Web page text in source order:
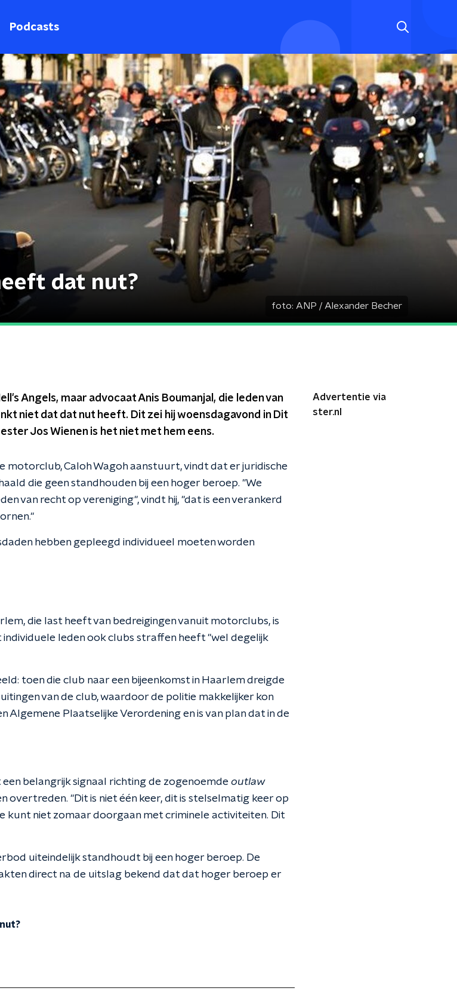
Podcasts
dat nut?
foto: ANP / Alexander Becher
Angels, maar advocaat Anis Boumanjal, die leden van
niet dat dat nut heeft. Dit zei hij woensdagavond in Dit
Jos Wienen is het niet met hem eens.
motorclub, Caloh Wagoh aanstuurt, vindt dat er juridische
die geen standhouden bij een hoger beroep. "We
van recht op vereniging", vindt hij, "dat is een verankerd
hebben gepleegd individueel moeten worden
die last heeft van bedreigingen vanuit motorclubs, is
individuele leden ook clubs straffen heeft "wel degelijk
toen die club naar een bijeenkomst in Haarlem dreigde
van de club, waardoor de politie makkelijker kon
Algemene Plaatselijke Verordening en is van plan dat in de
belangrijk signaal richting de zogenoemde outlaw
overtreden. "Dit is niet één keer, dit is stelselmatig keer op
kunt niet zomaar doorgaan met criminele activiteiten. Dit
uiteindelijk standhoudt bij een hoger beroep. De
direct na de uitslag bekend dat dat hoger beroep er
Advertentie via
ster.nl